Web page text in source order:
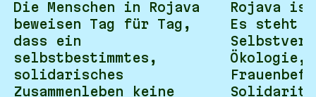
Die Menschen in Rojava
beweisen Tag für Tag,
dass ein
selbstbestimmtes,
solidarisches
Zusammenleben keine
Rojava
Es steht
Ökologie,